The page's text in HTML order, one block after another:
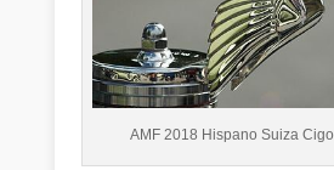
AMF 2018 Hispano Suiza